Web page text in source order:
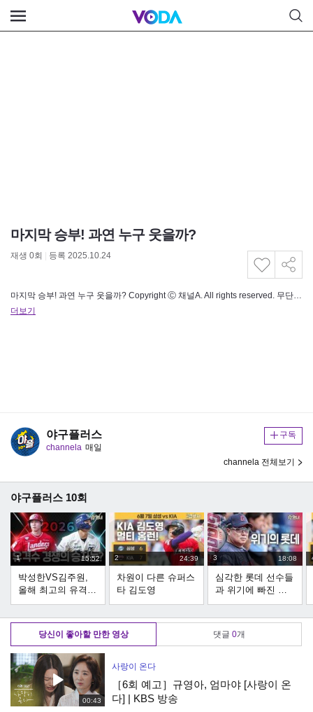
마지막 승부! 과연 누구 웃을까?
재생 0회 등록 2025.10.24
마지막 승부! 과연 누구 웃을까? Copyright Ⓒ 채널A. All rights reserved. 무단 전재, 재배포 및…
더보기
야구플러스
channela 매일
구독
channela 전체보기
야구플러스 10회
1 15:52
박성한VS김주원,
올해 최고의 유격수
는 누구?
2 24:39
차원이 다른 슈퍼스
타 김도영
3 18:08
심각한 롯데 선수들
과 위기에 빠진 김
태형 감독
당신이 좋아할 만한 영상 댓글 0개
00:43
사랑이 온다
［6회 예고］규영아, 엄마야 [사랑이 온
다] | KBS 방송